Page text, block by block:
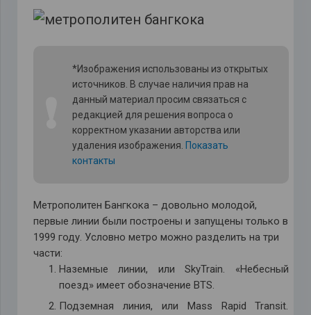
*Изображения использованы из открытых
источников. В случае наличия прав на
данный материал просим связаться с
редакцией для решения вопроса о
корректном указании авторства или
удаления изображения. Показать
контакты
Метрополитен Бангкока – довольно молодой,
первые линии были построены и запущены только в
1999 году. Условно метро можно разделить на три
части:
Наземные линии, или SkyTrain. «Небесный
поезд» имеет обозначение BTS.
Подземная линия, или Mass Rapid Transit.